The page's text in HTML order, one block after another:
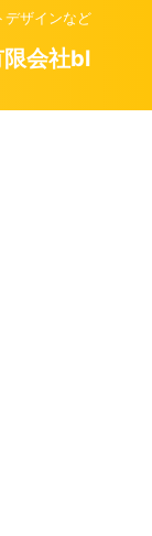
デザインなど
会社bl